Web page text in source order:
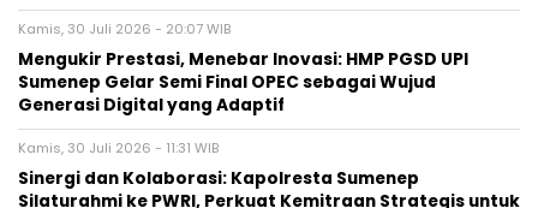
Kamis, 30 Juli 2026 - 20:07 WIB
Mengukir Prestasi, Menebar Inovasi: HMP PGSD UPI
Sumenep Gelar Semi Final OPEC sebagai Wujud
Generasi Digital yang Adaptif
Kamis, 30 Juli 2026 - 11:31 WIB
Sinergi dan Kolaborasi: Kapolresta Sumenep
Silaturahmi ke PWRI, Perkuat Kemitraan Strategis untuk